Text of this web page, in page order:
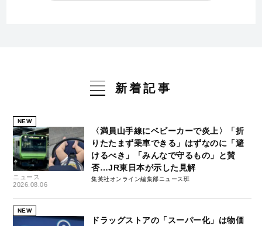
新着記事
NEW
ニュース
2026.08.06
〈満員山手線にベビーカーで炎上〉「折
りたたまず乗車できる」はずなのに「避
けるべき」「みんなで守るもの」と賛
否…JR東日本が示した見解
集英社オンライン編集部ニュース班
NEW
ドラッグストアの「スーパー化」は物価